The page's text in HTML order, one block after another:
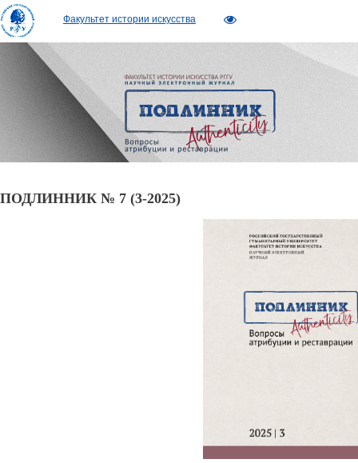
Факультет истории искусства
ПОДЛИННИК № 7 (3-2025)